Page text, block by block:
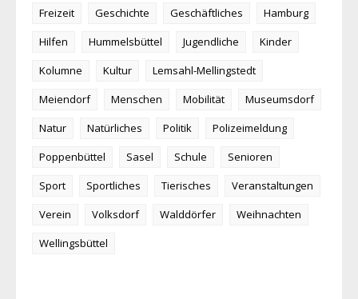
Freizeit
Geschichte Geschäftliches
Hamburg
Hilfen
Hummelsbüttel Jugendliche
Kinder
Kolumne
Kultur
Lemsahl-Mellingstedt
Meiendorf
Menschen Mobilität
Museumsdorf
Natur
Natürliches Politik
Polizeimeldung
Poppenbüttel
Sasel Schule
Senioren
Sport
Sportliches Tierisches
Veranstaltungen
Verein
Volksdorf Walddörfer
Weihnachten
Wellingsbüttel